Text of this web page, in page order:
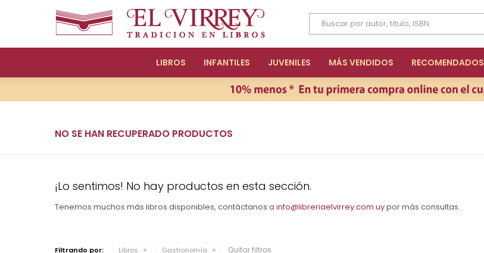
LIBROS INFANTILES JUVENILES MÁS VENDIDOS RECOMENDADOS
NO SE HAN RECUPERADO PRODUCTOS
¡Lo sentimos! No hay productos en esta sección.
Tenemos muchos más libros disponibles, contáctanos a info@libreriaelvirrey.com.uypor más consultas.
Filtrando por: Libros Gastronomía Quitar filtros